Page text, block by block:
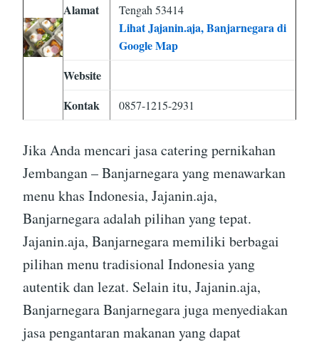
Alamat
Tengah 53414
Lihat Jajanin.aja, Banjarnegara di
Google Map
Website
Kontak
0857-1215-2931
Jika Anda mencari jasa catering pernikahan
Jembangan – Banjarnegara yang menawarkan
menu khas Indonesia, Jajanin.aja,
Banjarnegara adalah pilihan yang tepat.
Jajanin.aja, Banjarnegara memiliki berbagai
pilihan menu tradisional Indonesia yang
autentik dan lezat. Selain itu, Jajanin.aja,
Banjarnegara Banjarnegara juga menyediakan
jasa pengantaran makanan yang dapat